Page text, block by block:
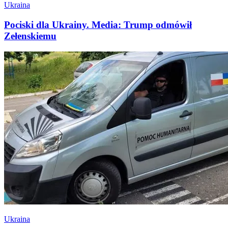
Ukraina
Pociski dla Ukrainy. Media: Trump odmówił
Zełenskiemu
Ukraina